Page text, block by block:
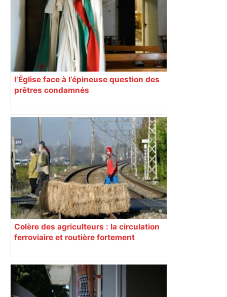
l’Église face à l’épineuse question des
prêtres condamnés
Colère des agriculteurs : la circulation
ferroviaire et routière fortement